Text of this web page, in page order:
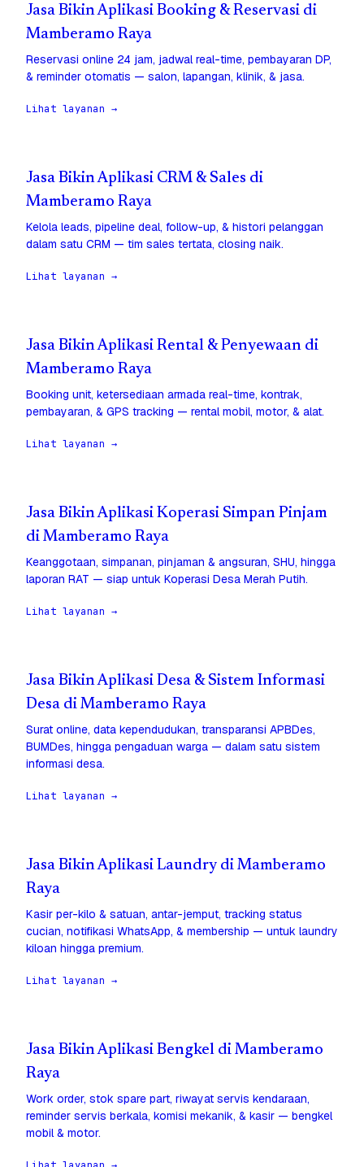
Jasa Bikin Aplikasi Booking & Reservasi di
Mamberamo Raya
Reservasi online 24 jam, jadwal real-time, pembayaran DP,
& reminder otomatis — salon, lapangan, klinik, & jasa.
Lihat layanan →
Jasa Bikin Aplikasi CRM & Sales di
Mamberamo Raya
Kelola leads, pipeline deal, follow-up, & histori pelanggan
dalam satu CRM — tim sales tertata, closing naik.
Lihat layanan →
Jasa Bikin Aplikasi Rental & Penyewaan di
Mamberamo Raya
Booking unit, ketersediaan armada real-time, kontrak,
pembayaran, & GPS tracking — rental mobil, motor, & alat.
Lihat layanan →
Jasa Bikin Aplikasi Koperasi Simpan Pinjam
di Mamberamo Raya
Keanggotaan, simpanan, pinjaman & angsuran, SHU, hingga
laporan RAT — siap untuk Koperasi Desa Merah Putih.
Lihat layanan →
Jasa Bikin Aplikasi Desa & Sistem Informasi
Desa di Mamberamo Raya
Surat online, data kependudukan, transparansi APBDes,
BUMDes, hingga pengaduan warga — dalam satu sistem
informasi desa.
Lihat layanan →
Jasa Bikin Aplikasi Laundry di Mamberamo
Raya
Kasir per-kilo & satuan, antar-jemput, tracking status
cucian, notifikasi WhatsApp, & membership — untuk laundry
kiloan hingga premium.
Lihat layanan →
Jasa Bikin Aplikasi Bengkel di Mamberamo
Raya
Work order, stok spare part, riwayat servis kendaraan,
reminder servis berkala, komisi mekanik, & kasir — bengkel
mobil & motor.